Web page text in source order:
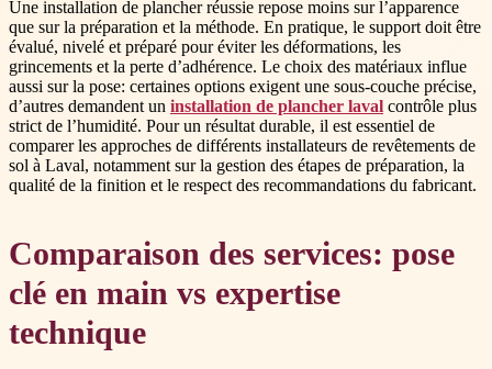
Une installation de plancher réussie repose moins sur l’apparence
que sur la préparation et la méthode. En pratique, le support doit être
évalué, nivelé et préparé pour éviter les déformations, les
grincements et la perte d’adhérence. Le choix des matériaux influe
aussi sur la pose: certaines options exigent une sous-couche précise,
d’autres demandent un installation de plancher laval contrôle plus
strict de l’humidité. Pour un résultat durable, il est essentiel de
comparer les approches de différents installateurs de revêtements de
sol à Laval, notamment sur la gestion des étapes de préparation, la
qualité de la finition et le respect des recommandations du fabricant.
Comparaison des services: pose
clé en main vs expertise
technique